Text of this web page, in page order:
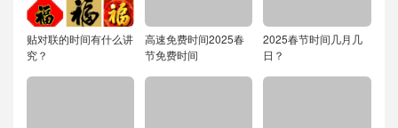
贴对联的时间有什么讲
究？
高速免费时间2025春
节免费时间
2025春节时间几月几
日？